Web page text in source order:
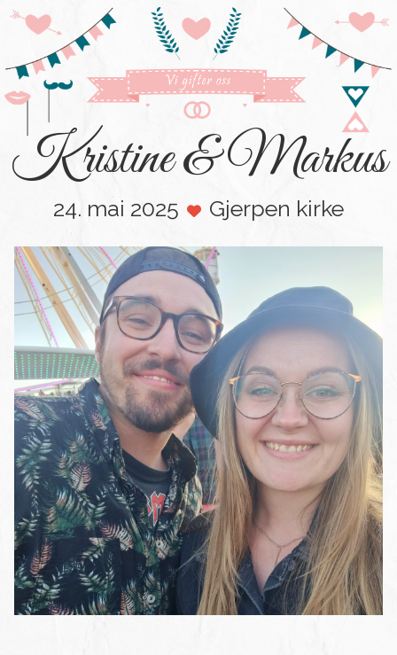
Kristine&Markus
24. mai 2025 Gjerpen kirke